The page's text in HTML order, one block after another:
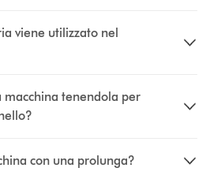
viene utilizzato nel
macchina tenendola per
con una prolunga?